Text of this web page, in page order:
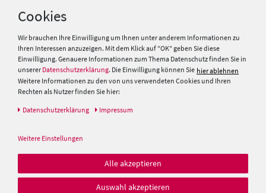
Eisglut Longbeanie
Strickmütze Rocketo Cotton
24,99 €
Eisglut Herren Mütze Hanseng
Organic Cotton
Cookies
Wir brauchen Ihre Einwilligung um Ihnen unter anderem Informationen zu
Ihren Interessen anzuzeigen. Mit dem Klick auf "OK" geben Sie diese
Einwilligung. Genauere Informationen zum Thema Datenschutz finden Sie in
unserer Datenschutzerklärung. Die Einwilligung können Sie hier ablehnen
Weitere Informationen zu den von uns verwendeten Cookies und Ihren
Rechten als Nutzer finden Sie hier:
Daten­schutz­erklärung Impressum
Weitere Einstellungen
Alle akzeptieren
Auswahl akzeptieren